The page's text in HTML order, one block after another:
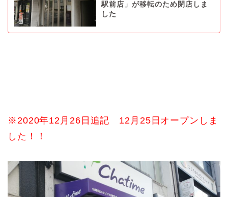
駅前店」が移転のため閉店しま
した
※2020年12月26日追記 12月25日オープンしま
した！！